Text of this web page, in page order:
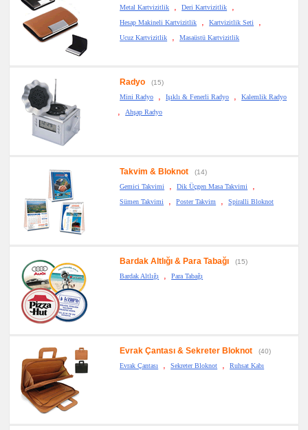
Metal Kartvizitlik
, Deri Kartvizitlik ,
Hesap Makineli Kartvizitlik , Kartvizitlik Seti ,
Ucuz Kartvizitlik , Masaüstü Kartvizitlik
Radyo
(15)
Mini Radyo
, Işıklı & Fenerli Radyo , Kalemlik Radyo
, Ahşap Radyo
Takvim & Bloknot
(14)
Gemici Takvimi
, Dik Üçgen Masa Takvimi ,
Sümen Takvimi , Poster Takvim , Spiralli Bloknot
Bardak Altlığı & Para Tabağı
(15)
Bardak Altlığı
, Para Tabağı
Evrak Çantası & Sekreter Bloknot
(40)
Evrak Çantası
, Sekreter Bloknot , Ruhsat Kabı